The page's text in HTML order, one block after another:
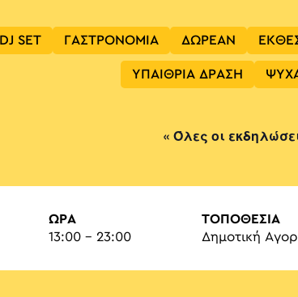
DJ SET ΓΑΣΤΡΟΝΟΜΙΑ ΔΩΡΕΑΝ
ΥΠΑΙΘΡΙΑ ΔΡΑΣΗ
« Όλες οι
ΏΡΑ
13:00 - 23:00
ΤΟΠΟΘΕΣΙΑ
Δημοτική